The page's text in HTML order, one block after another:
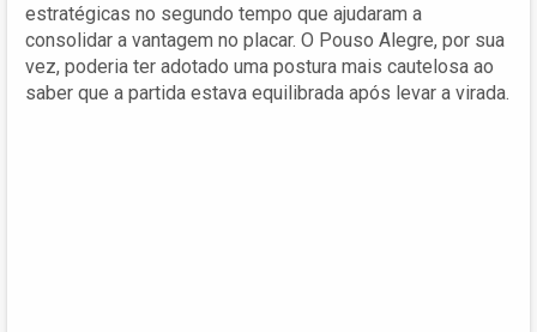
estratégicas no segundo tempo que ajudaram a
consolidar a vantagem no placar. O Pouso Alegre, por sua
vez, poderia ter adotado uma postura mais cautelosa ao
saber que a partida estava equilibrada após levar a virada.